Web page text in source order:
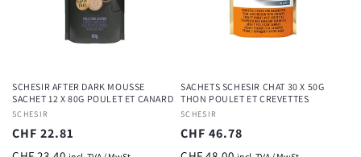
SCHESIR AFTER DARK MOUSSE
SACHET 12 X 80G POULET ET CANARD
Fournisseur :
SCHESIR
Prix
habituel
CHF 22.81
SACHETS SCHESIR CHAT 30 X 50G
THON POULET ET CREVETTES
Fournisseur :
SCHESIR
Prix
habituel
CHF 46.78